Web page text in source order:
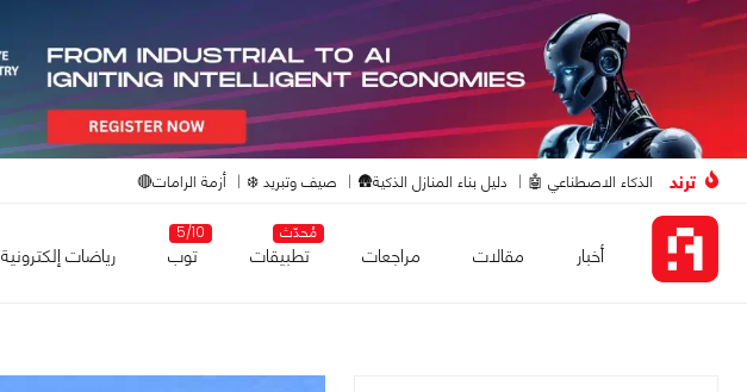
ترند الذكاء الاصطناعي 🤖 دليل بناء المنازل الذكية🛖 صيف وتبريد ❄️ أزمة الرامات🔴
أخبار مقالات مراجعات
مُحدّث
تطبيقات
5/10
توب رياضات إلكترونية